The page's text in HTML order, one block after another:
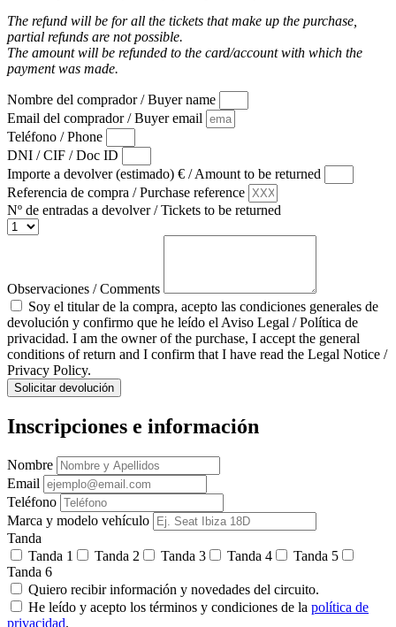
The refund will be for all the tickets that make up the purchase,
partial refunds are not possible.
The amount will be refunded to the card/account with which the
payment was made.
Nombre del comprador / Buyer name
Email del comprador / Buyer email
Teléfono / Phone
DNI / CIF / Doc ID
Importe a devolver (estimado) € / Amount to be returned
Referencia de compra / Purchase reference
Nº de entradas a devolver / Tickets to be returned
Observaciones / Comments
Soy el titular de la compra, acepto las condiciones generales de
devolución y confirmo que he leído el Aviso Legal / Política de
privacidad. I am the owner of the purchase, I accept the general
conditions of return and I confirm that I have read the Legal Notice /
Privacy Policy.
Solicitar devolución
Inscripciones e información
Nombre
Email
Teléfono
Marca y modelo vehículo
Tanda
Tanda 1
Tanda 2 Tanda 3 Tanda 4
Tanda 5
Tanda 6
Quiero recibir información y novedades del circuito.
He leído y acepto los términos y condiciones de la política de
privacidad.